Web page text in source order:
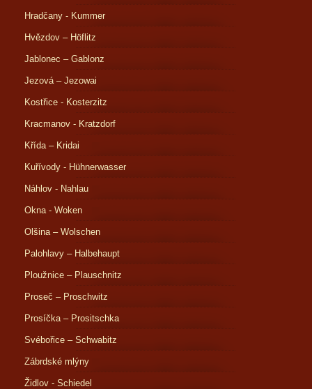
Hradčany - Kummer
Hvězdov – Höflitz
Jablonec – Gablonz
Jezová – Jezowai
Kostřice - Kosterzitz
Kracmanov - Kratzdorf
Křída – Kridai
Kuřívody - Hühnerwasser
Náhlov - Nahlau
Okna - Woken
Olšina – Wolschen
Palohlavy – Halbehaupt
Ploužnice – Plauschnitz
Proseč – Proschwitz
Prosíčka – Prositschka
Svébořice – Schwabitz
Zábrdské mlýny
Židlov - Schiedel